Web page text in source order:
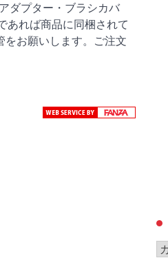
ダプター・ブラシカバ
あれば商品に同梱されて
お願いします。ご注文
カ